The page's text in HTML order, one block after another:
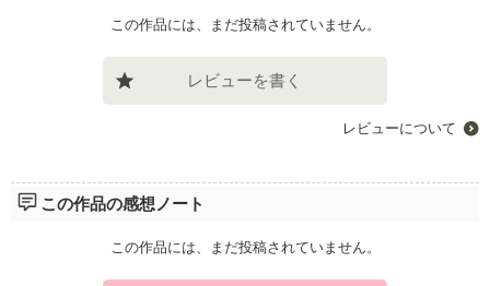
この作品には、まだ投稿されていません。
レビューを書く
レビューについて
この作品の感想ノート
この作品には、まだ投稿されていません。